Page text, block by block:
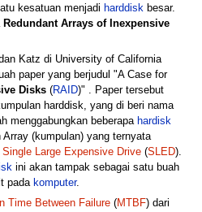
kesatuan menjadi harddisk besar.
Redundant Arrays of Inexpensive
Katz di University of California
paper yang berjudul "A Case for
Disks(RAID)" . Paper tersebut
harddisk, yang di beri nama
menggabungkan beberapa hardisk
(kumpulan) yang ternyata
Single Large Expensive Drive(SLED).
ini akan tampak sebagai satu buah
pada komputer.
Time Between Failure(MTBF) dari